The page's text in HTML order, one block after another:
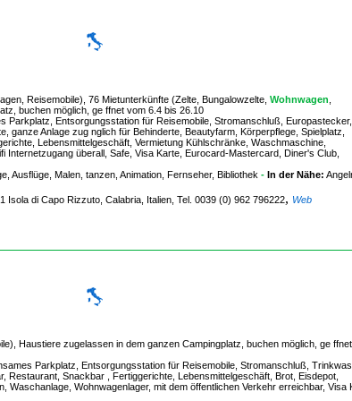
Reisemobile), 76 Mietunterkünfte (Zelte, Bungalowzelte, Wohnwagen
buchen möglich, ge ffnet vom 6.4 bis 26.10
Entsorgungsstation für Reisemobile, Stromanschluß, Europastecker,
Anlage zug nglich für Behinderte, Beautyfarm, Körperpflege, Spielplatz,
Lebensmittelgeschäft, Vermietung Kühlschränke, Waschmaschine,
überall, Safe, Visa Karte, Eurocard-Mastercard, Diner's Club,
Ausflüge, Malen, tanzen, Animation, Fernseher, Bibliothek - In der Nähe:
Isola di Capo Rizzuto, Calabria, Italien, Tel. 0039 (0) 962 796222, Web
Haustiere zugelassen in dem ganzen Campingplatz, buchen möglich, ge
Parkplatz, Entsorgungsstation für Reisemobile, Stromanschluß,
Restaurant, Snackbar , Fertiggerichte, Lebensmittelgeschäft, Brot, Eisdepot,
Wohnwagenlager, mit dem öffentlichen Verkehr erreichbar, Visa